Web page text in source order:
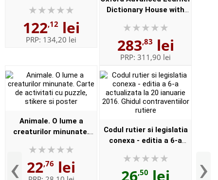
‹
Paperback)
122,12lei
PRP: 134,20 lei
Dictionary House with
DVD and online. New 9th
Edition - Format,
Paperbac...
283,83 lei
PRP: 311,90 lei
Animale. O lume a
creaturilor minunate.
puzzle, stikere si poster
22,76 lei
Codul rutier si legislatia
conexa - editia a 6-a
2016. Ghidul
contraventiilor rutiere
26,50 lei ›